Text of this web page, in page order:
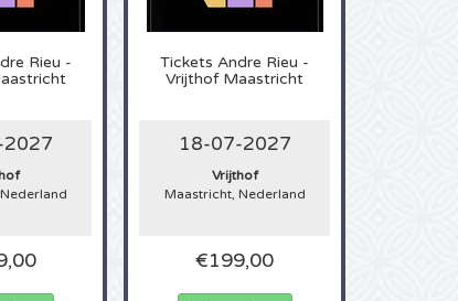
Rieu -
Tickets Andre Rieu -
Vrijthof Maastricht
18-07-2027
Vrijthof
Maastricht, Nederland
€199,00